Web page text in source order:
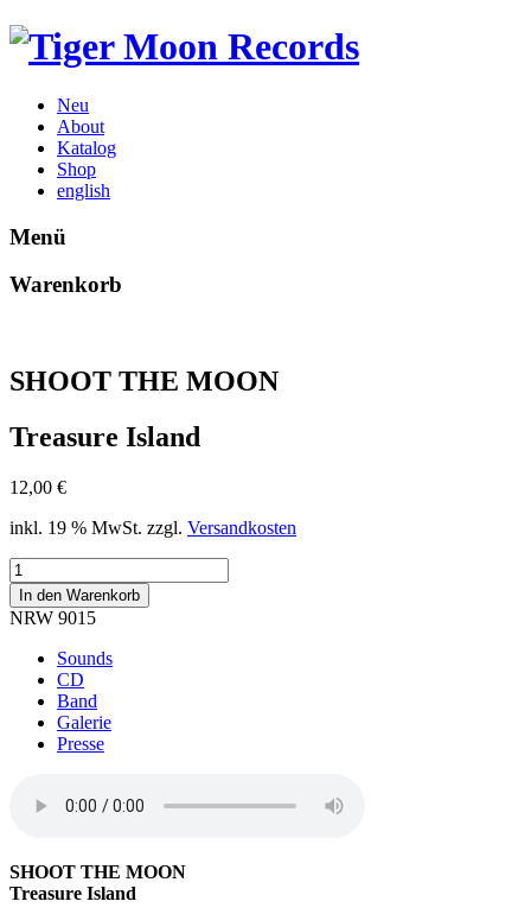
Neu
About
Katalog
Shop
english
Menü
Warenkorb
SHOOT THE MOON
Treasure Island
12,00 €
inkl. 19 % MwSt. zzgl. Versandkosten
Treasure
Island
Menge
In den Warenkorb
NRW 9015
Sounds
CD
Band
Galerie
Presse
SHOOT THE MOON
Treasure Island